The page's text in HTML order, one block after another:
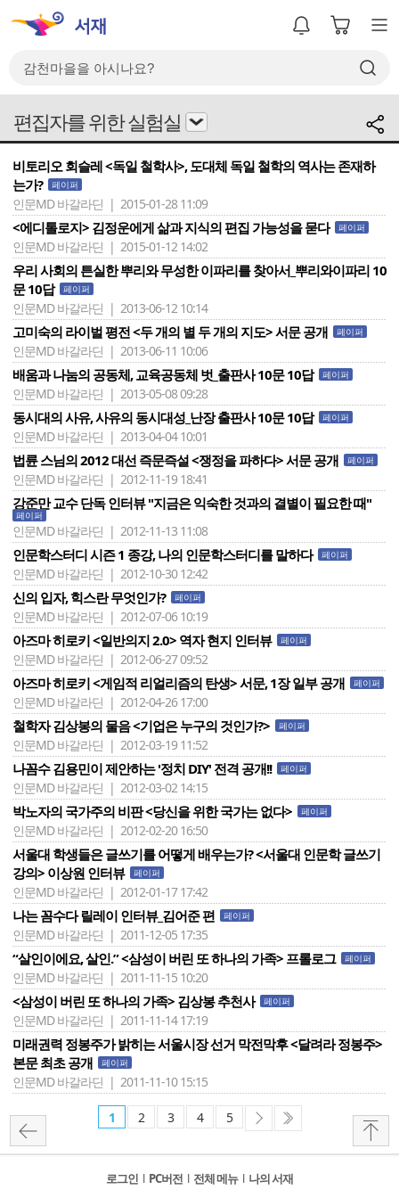
편집자를 위한 실험실
비토리오 회슬레 <독일 철학사>, 도대체 독일 철학의 역사는 존재하
는가?
페이퍼
인문MD 바갈라딘 | 2015-01-28 11:09
<에디톨로지> 김정운에게 삶과 지식의 편집 가능성을 묻다 페이퍼
인문MD 바갈라딘 | 2015-01-12 14:02
우리 사회의 튼실한 뿌리와 무성한 이파리를 찾아서_뿌리와이파리 10
문 10답 페이퍼
인문MD 바갈라딘 | 2013-06-12 10:14
고미숙의 라이벌 평전 <두 개의 별 두 개의 지도> 서문 공개 페이퍼
인문MD 바갈라딘 | 2013-06-11 10:06
배움과 나눔의 공동체, 교육공동체 벗_출판사 10문 10답 페이퍼
인문MD 바갈라딘 | 2013-05-08 09:28
동시대의 사유, 사유의 동시대성_난장 출판사 10문 10답 페이퍼
인문MD 바갈라딘 | 2013-04-04 10:01
법륜 스님의 2012 대선 즉문즉설 <쟁정을 파하다> 서문 공개 페이퍼
인문MD 바갈라딘 | 2012-11-19 18:41
강준만 교수 단독 인터뷰 "지금은 익숙한 것과의 결별이 필요한 때"
페이퍼
인문MD 바갈라딘 | 2012-11-13 11:08
인문학스터디 시즌 1 종강, 나의 인문학스터디를 말하다 페이퍼
인문MD 바갈라딘 | 2012-10-30 12:42
신의 입자, 힉스란 무엇인가? 페이퍼
인문MD 바갈라딘 | 2012-07-06 10:19
아즈마 히로키 <일반의지 2.0> 역자 현지 인터뷰 페이퍼
인문MD 바갈라딘 | 2012-06-27 09:52
아즈마 히로키 <게임적 리얼리즘의 탄생> 서문, 1장 일부 공개 페이퍼
인문MD 바갈라딘 | 2012-04-26 17:00
철학자 김상봉의 물음 <기업은 누구의 것인가?> 페이퍼
인문MD 바갈라딘 | 2012-03-19 11:52
나꼼수 김용민이 제안하는 '정치 DIY' 전격 공개!! 페이퍼
인문MD 바갈라딘 | 2012-03-02 14:15
박노자의 국가주의 비판 <당신을 위한 국가는 없다> 페이퍼
인문MD 바갈라딘 | 2012-02-20 16:50
서울대 학생들은 글쓰기를 어떻게 배우는가? <서울대 인문학 글쓰기
강의> 이상원 인터뷰
페이퍼
인문MD 바갈라딘 | 2012-01-17 17:42
나는 꼼수다 릴레이 인터뷰_김어준 편 페이퍼
인문MD 바갈라딘 | 2011-12-05 17:35
“살인이에요, 살인.” <삼성이 버린 또 하나의 가족> 프롤로그 페이퍼
인문MD 바갈라딘 | 2011-11-15 10:20
<삼성이 버린 또 하나의 가족> 김상봉 추천사 페이퍼
인문MD 바갈라딘 | 2011-11-14 17:19
미래권력 정봉주가 밝히는 서울시장 선거 막전막후 <달려라 정봉주>
본문 최초 공개
페이퍼
인문MD 바갈라딘 | 2011-11-10 15:15
1 2 3 4 5
로그인 l PC버전 l 전체 메뉴 l 나의 서재